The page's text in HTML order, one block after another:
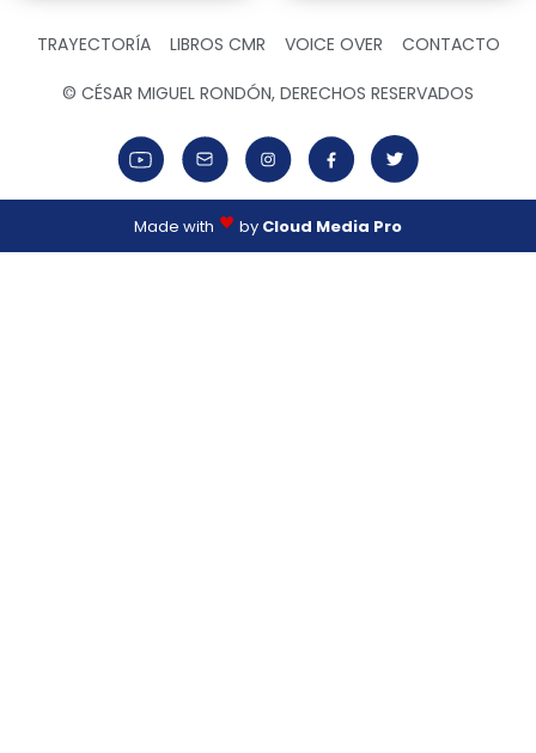
TRAYECTORÍA LIBROS CMR VOICE OVER CONTACTO
© CÉSAR MIGUEL RONDÓN, DERECHOS RESERVADOS
Made with by Cloud Media Pro